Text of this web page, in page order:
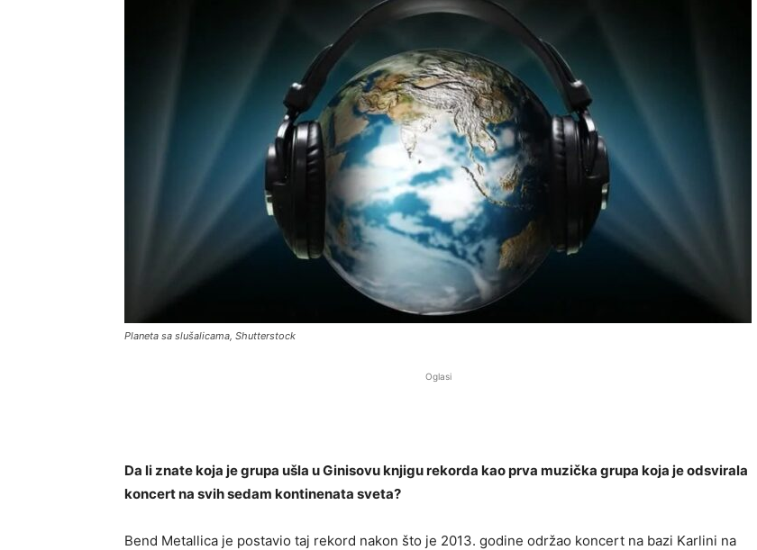
Planeta sa slušalicama, Shutterstock
Oglasi
Da li znate koja je grupa ušla u Ginisovu knjigu rekorda kao prva muzička grupa koja je odsvirala
koncert na svih sedam kontinenata sveta?
Bend Metallica je postavio taj rekord nakon što je 2013. godine održao koncert na bazi Karlini na